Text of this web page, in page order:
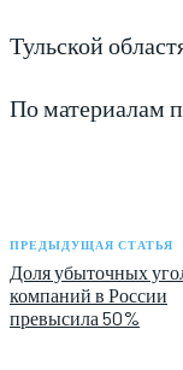
Тульской
По материалам
ПРЕДЫДУЩАЯ СТАТЬЯ
Доля убыточных
компаний в России
превысила 50%